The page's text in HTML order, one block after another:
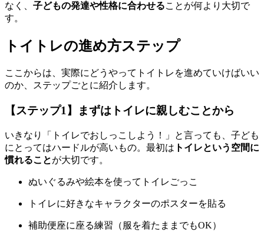
なく、 子どもの発達や性格に合わせることが何より大切で
す。
トイトレの進め方ステップ
ここからは、実際にどうやってトイトレを進めていけばいい
のか、ステップごとに紹介します。
【ステップ1】まずはトイレに親しむことから
いきなり「トイレでおしっこしよう！」と言っても、子ども
にとってはハードルが高いもの。最初は トイレという空間に
慣れることが大切です。
ぬいぐるみや絵本を使ってトイレごっこ
トイレに好きなキャラクターのポスターを貼る
補助便座に座る練習（服を着たままでもOK）